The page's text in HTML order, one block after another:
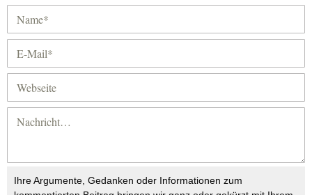
Ihre Argumente, Gedanken oder Informationen zum